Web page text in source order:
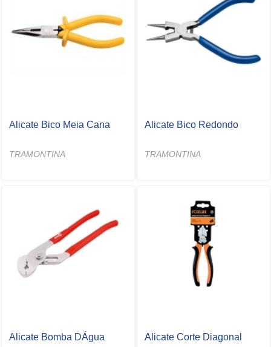
Alicate Bico Meia Cana
TRAMONTINA
Alicate Bico Redondo
TRAMONTINA
Alicate Bomba DÁgua Alicate Corte Diagonal